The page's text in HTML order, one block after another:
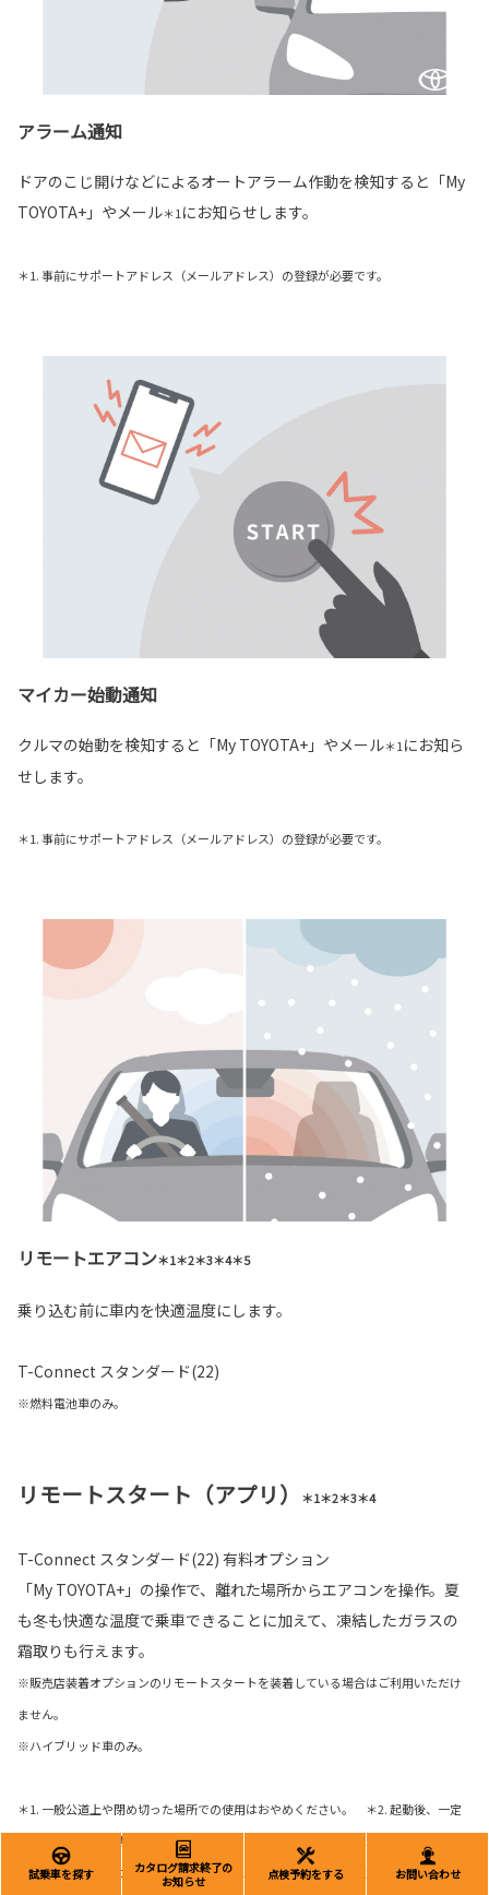
アラーム通知
ドアのこじ開けなどによるオートアラーム作動を検知すると「My
TOYOTA+」やメール＊1 にお知らせします。
＊1. 事前にサポートアドレス（メールアドレス）の登録が必要です。
マイカー始動通知
クルマの始動を検知すると「My TOYOTA+」やメール＊1 にお知ら
せします。
＊1. 事前にサポートアドレス（メールアドレス）の登録が必要です。
リモートエアコン＊1＊2＊3＊4＊5
乗り込む前に車内を快適温度にします。
T-Connect スタンダード(22)
※燃料電池車のみ。
リモートスタート（アプリ） ＊1＊2＊3＊4
T-Connect スタンダード(22) 有料オプション
「My TOYOTA+」の操作で、離れた場所からエアコンを操作。夏
も冬も快適な温度で乗車できることに加えて、凍結したガラスの
霜取りも行えます。
※販売店装着オプションのリモートスタートを装着している場合はご利用いただけ
ません。
※ハイブリッド車のみ。
＊1. 一般公道上や閉め切った場所での使用はおやめください。 ＊2. 起動後、一定
の時間が経つと自動的に停止します。 ＊3. 車両停止中にエンジンをみだりに稼働
させた場合、条例により、罰則を受けることがありますのでご注意ください。（ご
試乗車を探す
カタログ請求終了の
お知らせ
点検予約をする お問い合わせ